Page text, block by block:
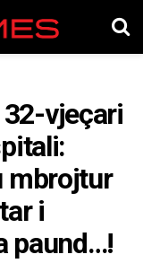
vjeçari
mbrojtur
i
paund…!